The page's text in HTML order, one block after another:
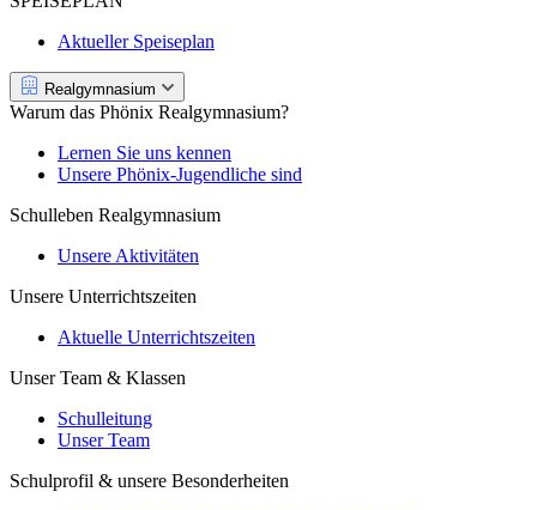
Aktueller Speiseplan
Realgymnasium
Warum das Phönix Realgymnasium?
Lernen Sie uns kennen
Unsere Phönix-Jugendliche sind
Schulleben Realgymnasium
Unsere Aktivitäten
Unsere Unterrichtszeiten
Aktuelle Unterrichtszeiten
Unser Team & Klassen
Schulleitung
Unser Team
Schulprofil & unsere Besonderheiten